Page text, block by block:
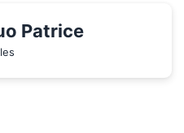
Patrice